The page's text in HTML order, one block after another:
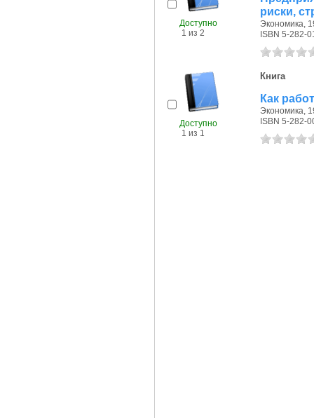
Доступно
1 из 2
риски,
Экономика,
ISBN 5-282-
Доступно
1 из 1
Книга
Как
Экономика,
ISBN 5-282-